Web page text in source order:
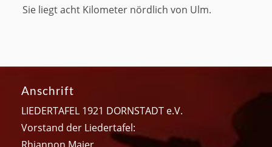
Sie liegt acht Kilometer nördlich von Ulm.
Anschrift
LIEDERTAFEL 1921 DORNSTADT e.V.
Vorstand der Liedertafel: